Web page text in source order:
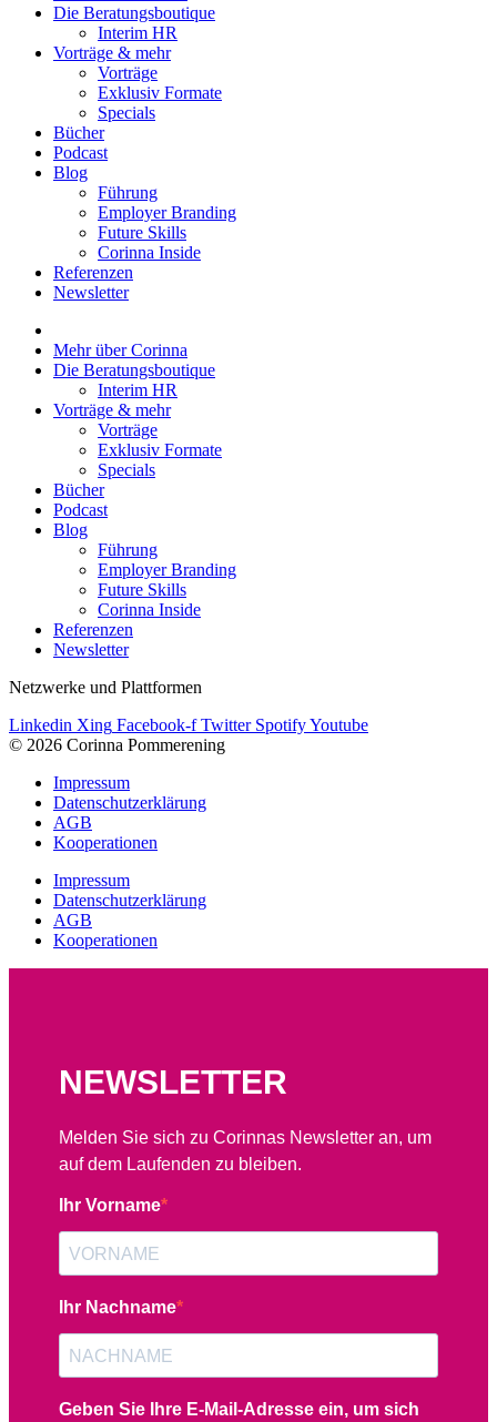
Die Beratungsboutique
Interim HR
Vorträge & mehr
Vorträge
Exklusiv Formate
Specials
Bücher
Podcast
Blog
Führung
Employer Branding
Future Skills
Corinna Inside
Referenzen
Newsletter
Mehr über Corinna
Die Beratungsboutique
Interim HR
Vorträge & mehr
Vorträge
Exklusiv Formate
Specials
Bücher
Podcast
Blog
Führung
Employer Branding
Future Skills
Corinna Inside
Referenzen
Newsletter
Netzwerke und Plattformen
Linkedin Xing Facebook-f Twitter SpotifyYoutube
© 2026 Corinna Pommerening
Impressum
Datenschutzerklärung
AGB
Kooperationen
Impressum
Datenschutzerklärung
AGB
Kooperationen